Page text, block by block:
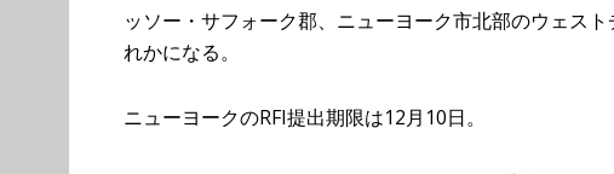
ッソー・サフォーク郡、ニューヨーク市北部のウェス
れかになる。
ニューヨークのRFI提出期限は12月10日。